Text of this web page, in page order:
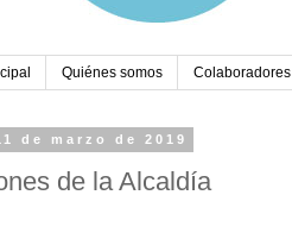
Quiénes somos Colaboradores
de marzo de 2019
de la Alcaldía